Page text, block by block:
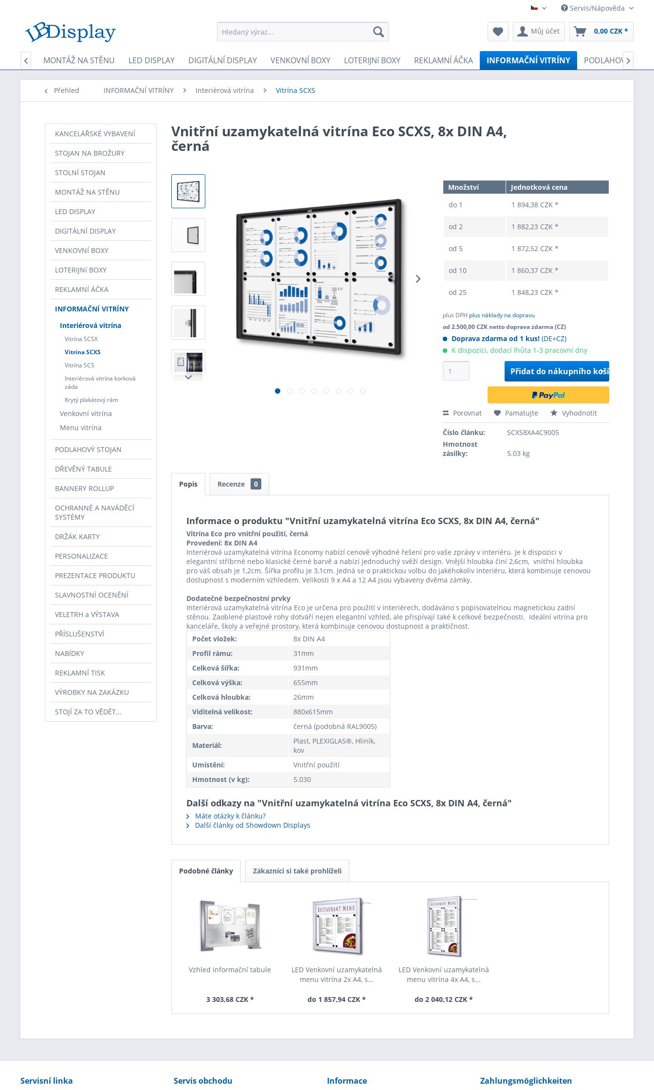
Čeština Servis/Nápověda
Můj účet 0,00 CZK *
MONTÁŽ NA STĚNU LED DISPLAY DIGITÁLNÍ DISPLAY VENKOVNÍ BOXY LOTERIJNí BOXY REKLAMNÍ ÁČKA INFORMAČNÍ VITRÍNY PODLAHOVÝ
 
Přehled INFORMAČNÍ VITRÍNY Interiérová vitrína Vitrína SCXS
KANCELÁŘSKÉ VYBAVENÍ
STOJAN NA BROŽURY
STOLNÍ STOJAN
MONTÁŽ NA STĚNU
LED DISPLAY
DIGITÁLNÍ DISPLAY
VENKOVNÍ BOXY
LOTERIJNí BOXY
REKLAMNÍ ÁČKA
INFORMAČNÍ VITRÍNY
Interiérová vitrína
Vitrína SCSX
Vitrína SCXS
Vitrína SCS
Interiérová vitrína korková
záda
Krytý plakátový rám
Venkovní vitrína
Menu vitrína
PODLAHOVÝ STOJAN
DŘEVĚNÝ TABULE
BANNERY ROLLUP
OCHRANNÉ A NAVÁDĚCÍ
SYSTÉMY
DRŽÁK KARTY
PERSONALIZACE
PREZENTACE PRODUKTU
SLAVNOSTNÍ OCENĚNÍ
VELETRH a VÝSTAVA
PŘÍSLUŠENSTVÍ
NABÍDKY
REKLAMNÍ TISK
VÝROBKY NA ZAKÁZKU
STOJÍ ZA TO VĚDĚT...
Vnitřní uzamykatelná vitrína Eco SCXS, 8x DIN A4,
černá
Množství
Jednotková cena
do 1 1 894,38 CZK *
od 2 1 882,23 CZK *
od 5 1 872,52 CZK *
od 10 1 860,37 CZK *
od 25 1 848,23 CZK *
plus DPH plus náklady na dopravu
od 2.500,00 CZK netto doprava zdarma (CZ)
Doprava zdarma od 1 kus! (DE+CZ)
K dispozici, dodací lhůta 1-3 pracovní dny
Přidat do nákupního košíku
Porovnat Pamatujte Vyhodnotit
Číslo článku:
SCXS8XA4C9005
Hmotnost
zásilky:
5.03 kg
Popis Recenze 0
Informace o produktu "Vnitřní uzamykatelná vitrína Eco SCXS, 8x DIN A4, černá"
Vitrína Eco pro vnitřní použití, černá
Provedení: 8x DIN A4
Interiérová uzamykatelná vitrína Economy nabízí cenově výhodné řešení pro vaše zprávy v interiéru. Je k dispozici v
elegantní stříbrné nebo klasické černé barvě a nabízí jednoduchý svěží design. Vnější hloubka činí 2,6cm, vnitřní hloubka
pro váš obsah je 1,2cm. Šířka profilu je 3,1cm. Jedná se o praktickou volbu do jakéhokoliv interiéru, která kombinuje cenovou
dostupnost s moderním vzhledem. Velikosti 9 x A4 a 12 A4 jsou vybaveny dvěma zámky.
Dodatečné bezpečnostní prvky
Interiérová uzamykatelná vitrína Eco je určena pro použití v interiérech, dodáváno s popisovatelnou magnetickou zadní
stěnou. Zaoblené plastové rohy dotváří nejen elegantní vzhled, ale přispívají také k celkové bezpečnosti. Ideální vitrína pro
kanceláře, školy a veřejné prostory, která kombinuje cenovou dostupnost a praktičnost.
Počet vložek:
8x DIN A4
Profil rámu:
31mm
Celková šířka:
931mm
Celková výška:
655mm
Celková hloubka:
26mm
Viditelná velikost:
880x615mm
Barva:
černá (podobná RAL9005)
Materiál:
Plast, PLEXIGLAS®, Hliník,
kov
Umístění:
Vnitřní použití
Hmotnost (v kg):
5.030
Další odkazy na "Vnitřní uzamykatelná vitrína Eco SCXS, 8x DIN A4, černá"
Máte otázky k článku?
Další články od Showdown Displays
Podobné články Zákazníci si také prohlíželi
Vzhled informační tabule
3 303,68 CZK *
LED Venkovní uzamykatelná
menu vitrína 2x A4, s...
do 1 857,94 CZK *
LED Venkovní uzamykatelná
menu vitrína 4x A4, s...
do 2 040,12 CZK *
Servisní linka Servis obchodu Informace Zahlungsmöglichkeiten